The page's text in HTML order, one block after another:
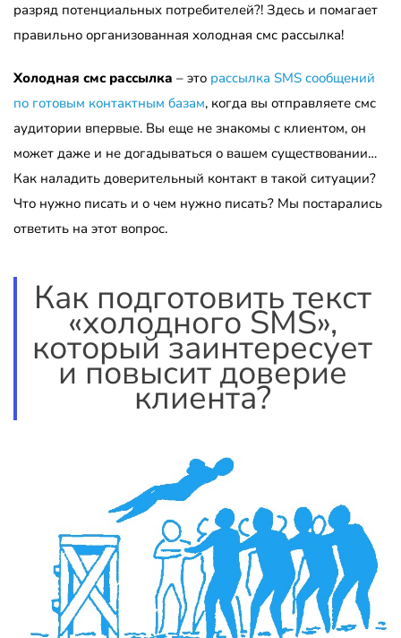
разряд потенциальных потребителей?! Здесь и помагает
правильно организованная холодная смс рассылка!
Холодная смс рассылка – это рассылка SMS сообщений
по готовым контактным базам, когда вы отправляете смс
аудитории впервые. Вы еще не знакомы с клиентом, он
может даже и не догадываться о вашем существовании…
Как наладить доверительный контакт в такой ситуации?
Что нужно писать и о чем нужно писать? Мы постарались
ответить на этот вопрос.
Как подготовить текст
«холодного SMS»,
который заинтересует
и повысит доверие
клиента?